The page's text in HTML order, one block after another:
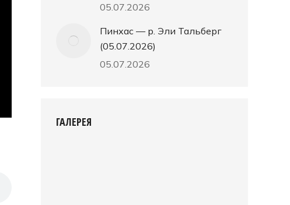
05.07.2026
Пинхас — р. Эли Тальберг
(05.07.2026)
05.07.2026
ГАЛЕРЕЯ